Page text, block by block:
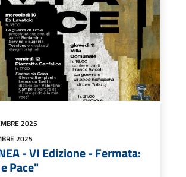
2025
2025
- VI Edizione - Fermata:
Pace"